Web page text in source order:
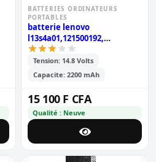
BATTERIES ORDINATEURS
PORTABLES
batterie lenovo
l13s4a01,121500192,
121500239
Tension: 14.8 Volts
Capacite: 2200 mAh
15 100 F CFA
Qualité : Neuve